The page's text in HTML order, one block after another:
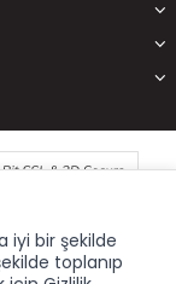
iyi bir şekilde
toplanıp